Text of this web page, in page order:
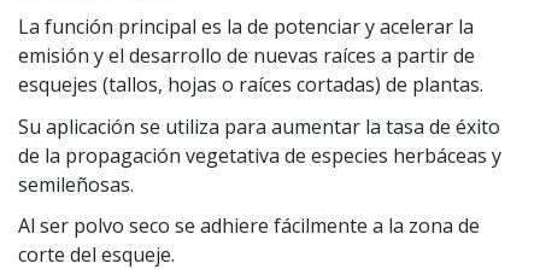
La función principal es la de potenciar y acelerar la
emisión y el desarrollo de nuevas raíces a partir de
esquejes (tallos, hojas o raíces cortadas) de plantas.
Su aplicación se utiliza para aumentar la tasa de éxito
de la propagación vegetativa de especies herbáceas y
semileñosas.
Al ser polvo seco se adhiere fácilmente a la zona de
corte del esqueje.